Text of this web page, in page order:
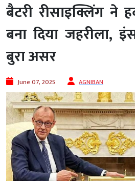
बैटरी रीसाइक्लिंग ने
बना दिया जहरीला,
बुरा असर
June 07, 2025 AGNIBAN